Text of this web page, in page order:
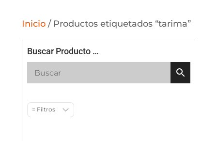
Inicio/ Productos etiquetados “tarima”
Buscar Producto …
= Filtros